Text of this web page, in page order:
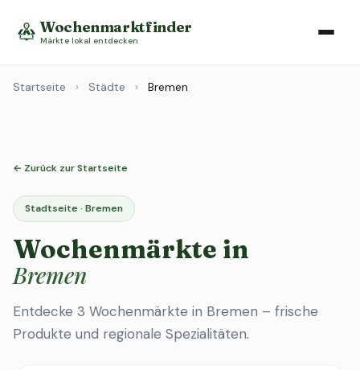
Wochenmarktfinder
Märkte lokal entdecken
Startseite › Städte › Bremen
← Zurück zur Startseite
Stadtseite · Bremen
Wochenmärkte in
Bremen
Entdecke 3 Wochenmärkte in Bremen – frische
Produkte und regionale Spezialitäten.